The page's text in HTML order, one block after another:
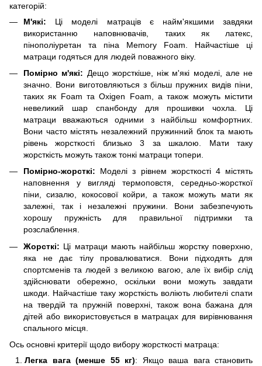
категорій:
М'які: Ці моделі матраців є найм'якшими завдяки
використанню наповнювачів, таких як латекс,
пінополіуретан та піна Memory Foam. Найчастіше ці
матраци годяться для людей поважного віку.
Помірно м'які: Дещо жорсткіше, ніж м'які моделі, але не
значно. Вони виготовляються з більш пружних видів піни,
таких як Foam та Oxigen Foam, а також можуть містити
невеликий шар спанбонду для прошивки чохла. Ці
матраци вважаються одними з найбільш комфортних.
Вони часто містять незалежний пружинний блок та мають
рівень жорсткості близько 3 за шкалою. Мати таку
жорсткість можуть також тонкі матраци топери.
Помірно-жорсткі: Моделі з рівнем жорсткості 4 містять
наповнення у вигляді термоповстя, середньо-жорсткої
піни, сизалю, кокосової койри, а також можуть мати як
залежні, так і незалежні пружини. Вони забезпечують
хорошу пружність для правильної підтримки та
розслаблення.
Жорсткі: Ці матраци мають найбільш жорстку поверхню,
яка не дає тілу провалюватися. Вони підходять для
спортсменів та людей з великою вагою, але їх вибір слід
здійснювати обережно, оскільки вони можуть завдати
шкоди. Найчастіше таку жорсткість воліють любителі спати
на твердій та пружній поверхні, також вона бажана для
дітей або використовується в матрацах для вирівнювання
спального місця.
Ось основні критерії щодо вибору жорсткості матраца:
Легка вага (менше 55 кг): Якщо ваша вага становить